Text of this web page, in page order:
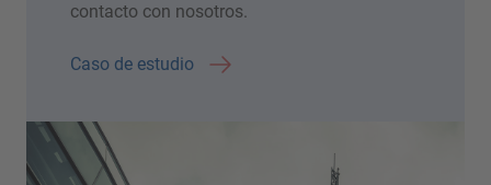
contacto con nosotros.
Caso de estudio